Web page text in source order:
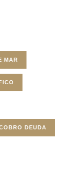
MAR
DEUDA